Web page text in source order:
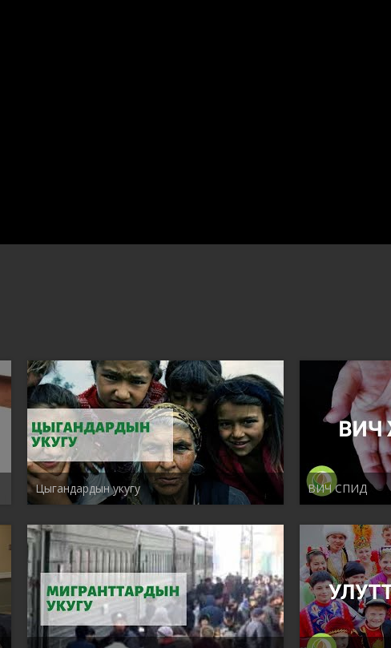
Цыгандардын укугу ВИЧ СПИД